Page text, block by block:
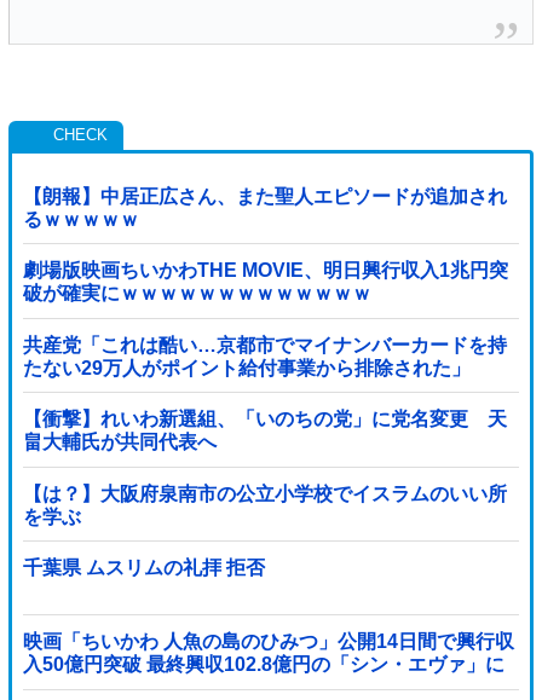
【朗報】中居正広さん、また聖人エピソードが追加され
るｗｗｗｗｗ
劇場版映画ちいかわTHE MOVIE、明日興行収入1兆円突
破が確実にｗｗｗｗｗｗｗｗｗｗｗｗｗ
共産党「これは酷い…京都市でマイナンバーカードを持
たない29万人がポイント給付事業から排除された」
【衝撃】れいわ新選組、「いのちの党」に党名変更 天
畠大輔氏が共同代表へ
【は？】大阪府泉南市の公立小学校でイスラムのいい所
を学ぶ
千葉県 ムスリムの礼拝 拒否
映画「ちいかわ 人魚の島のひみつ」公開14日間で興行収
入50億円突破 最終興収102.8億円の「シン・エヴァ」に
並ぶペース